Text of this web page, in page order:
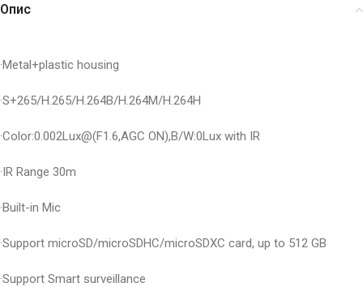
Опис
·Metal+plastic housing
·S+265/H.265/H.264B/H.264M/H.264H
·Color:0.002Lux@(F1.6,AGC ON),B/W:0Lux with IR
·IR Range 30m
·Built-in Mic
·Support microSD/microSDHC/microSDXC card, up to 512 GB
·Support Smart surveillance